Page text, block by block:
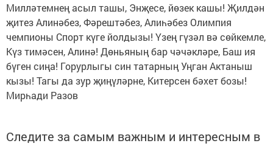
Милләтемнең асыл ташы, Энҗесе, йөзек кашы! Җилдән
җитез Алинәбез, Фәрештәбез, Алиһәбез Олимпия
чемпионы Спорт күге йолдызы! Үзең гүзәл вә сөйкемле,
Күз тимәсен, Алинә! Дөньяның бар чәчәкләре, Баш ия
бүген сиңа! Горурлыгы син татарның Уңган Актаныш
кызы! Тагы да зур җиңүләрне, Китерсен бәхет бозы!
Мирһади Разов
Следите за самым важным и интересным в